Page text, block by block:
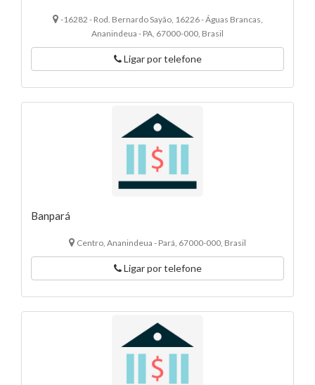
-16282 - Rod. Bernardo Sayão, 16226 - Águas Brancas,
Ananindeua - PA, 67000-000, Brasil
Ligar por telefone
Banpará
Centro, Ananindeua - Pará, 67000-000, Brasil
Ligar por telefone